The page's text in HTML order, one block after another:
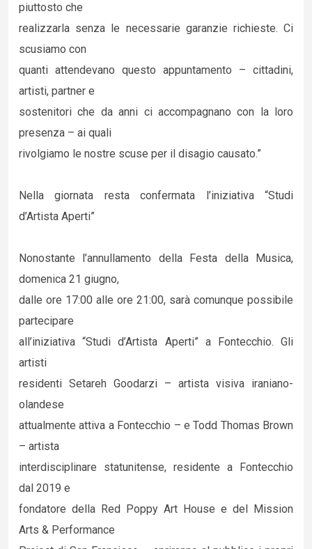
piuttosto che
realizzarla senza le necessarie garanzie richieste. Ci
scusiamo con
quanti attendevano questo appuntamento – cittadini,
artisti, partner e
sostenitori che da anni ci accompagnano con la loro
presenza – ai quali
rivolgiamo le nostre scuse per il disagio causato.”
Nella giornata resta confermata l’iniziativa “Studi
d’Artista Aperti”
Nonostante l’annullamento della Festa della Musica,
domenica 21 giugno,
dalle ore 17:00 alle ore 21:00, sarà comunque possibile
partecipare
all’iniziativa “Studi d’Artista Aperti” a Fontecchio. Gli
artisti
residenti Setareh Goodarzi – artista visiva iraniano-
olandese
attualmente attiva a Fontecchio – e Todd Thomas Brown
– artista
interdisciplinare statunitense, residente a Fontecchio
dal 2019 e
fondatore della Red Poppy Art House e del Mission
Arts & Performance